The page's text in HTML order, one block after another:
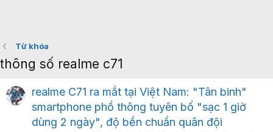
Từ khóa
thông số realme c71
realme C71 ra mắt tại Việt Nam: "Tân binh"
smartphone phổ thông tuyên bố "sạc 1 giờ
dùng 2 ngày", độ bền chuẩn quân đội